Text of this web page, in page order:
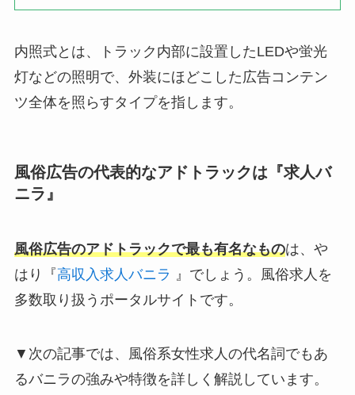
内照式とは、トラック内部に設置したLEDや蛍光
灯などの照明で、外装にほどこした広告コンテン
ツ全体を照らすタイプを指します。
風俗広告の代表的なアドトラックは『求人バ
ニラ』
風俗広告のアドトラックで最も有名なものは、や
はり『高収入求人バニラ
』でしょう。風俗求人を
多数取り扱うポータルサイトです。
▼次の記事では、風俗系女性求人の代名詞でもあ
るバニラの強みや特徴を詳しく解説しています。